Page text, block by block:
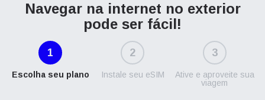
Navegar na internet no exterior
pode ser fácil!
1
Escolha seu plano
2
Instale seu eSIM
3
Ative e aproveite sua
viagem